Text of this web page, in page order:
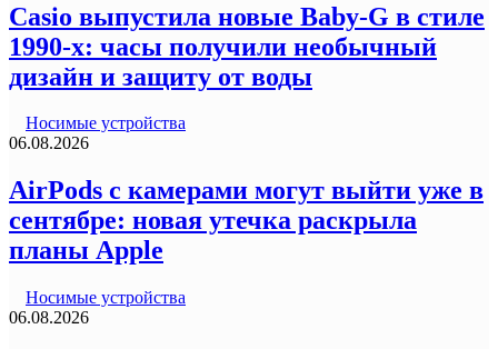
Casio выпустила новые Baby-G в стиле
1990-х: часы получили необычный
дизайн и защиту от воды
Носимые устройства
06.08.2026
AirPods с камерами могут выйти уже в
сентябре: новая утечка раскрыла
планы Apple
Носимые устройства
06.08.2026